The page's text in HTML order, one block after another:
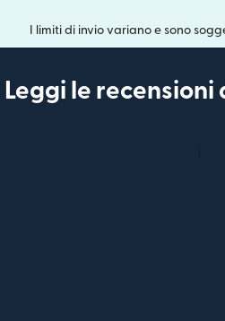
I limiti di invio variano e sono
Leggi le